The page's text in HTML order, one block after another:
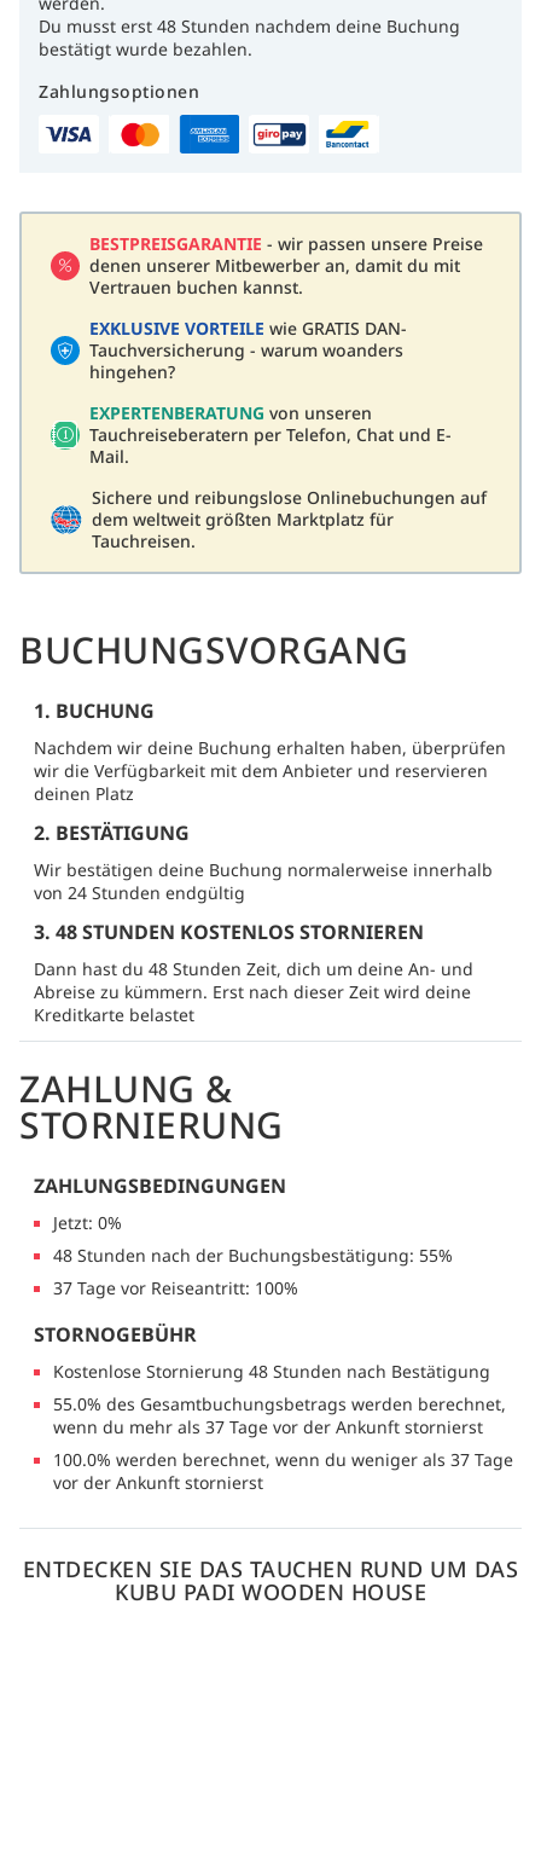
Du musst erst 48 Stunden nachdem deine Buchung
bestätigt wurde bezahlen.
Zahlungsoptionen
BESTPREISGARANTIE - wir passen unsere Preise
denen unserer Mitbewerber an, damit du mit
Vertrauen buchen kannst.
EXKLUSIVE VORTEILE wie GRATIS DAN-
Tauchversicherung - warum woanders
hingehen?
EXPERTENBERATUNG von unseren
Tauchreiseberatern per Telefon, Chat und E-
Mail.
Sichere und reibungslose Onlinebuchungen auf
dem weltweit größten Marktplatz für
Tauchreisen.
BUCHUNGSVORGANG
1. BUCHUNG
Nachdem wir deine Buchung erhalten haben, überprüfen
wir die Verfügbarkeit mit dem Anbieter und reservieren
deinen Platz
2. BESTÄTIGUNG
Wir bestätigen deine Buchung normalerweise innerhalb
von 24 Stunden endgültig
3. 48 STUNDEN KOSTENLOS STORNIEREN
Dann hast du 48 Stunden Zeit, dich um deine An- und
Abreise zu kümmern. Erst nach dieser Zeit wird deine
Kreditkarte belastet
ZAHLUNG &
STORNIERUNG
ZAHLUNGSBEDINGUNGEN
Jetzt: 0%
48 Stunden nach der Buchungsbestätigung: 55%
37 Tage vor Reiseantritt: 100%
STORNOGEBÜHR
Kostenlose Stornierung 48 Stunden nach Bestätigung
55.0% des Gesamtbuchungsbetrags werden berechnet,
wenn du mehr als 37 Tage vor der Ankunft stornierst
100.0% werden berechnet, wenn du weniger als 37 Tage
vor der Ankunft stornierst
ENTDECKEN SIE DAS TAUCHEN RUND UM DAS
KUBU PADI WOODEN HOUSE